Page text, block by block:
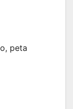
peta